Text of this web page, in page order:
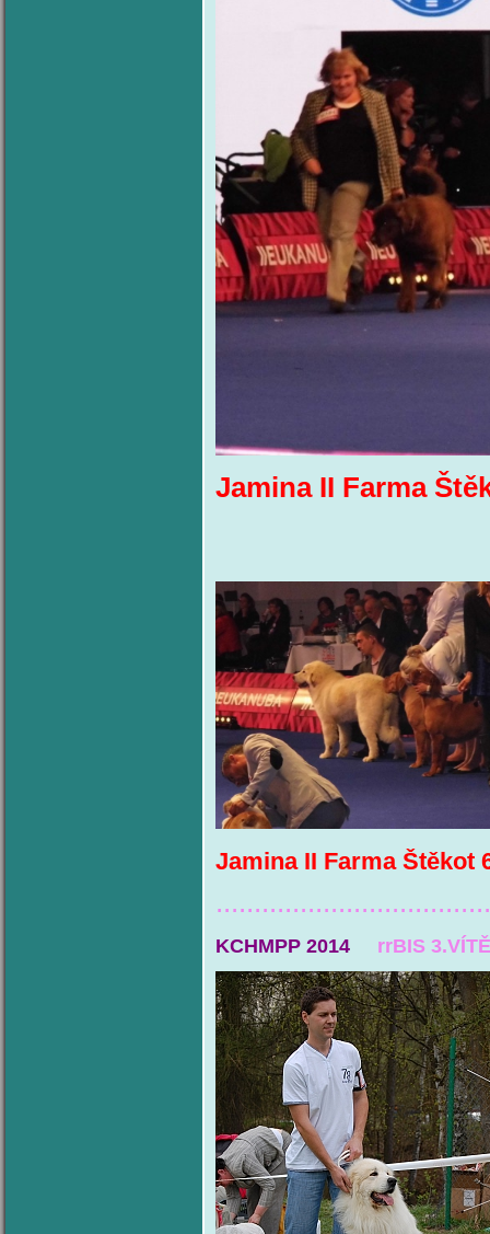
Jamina II Farma
Jamina II Farma Štěkot
KCHMPP 2014 rrBIS